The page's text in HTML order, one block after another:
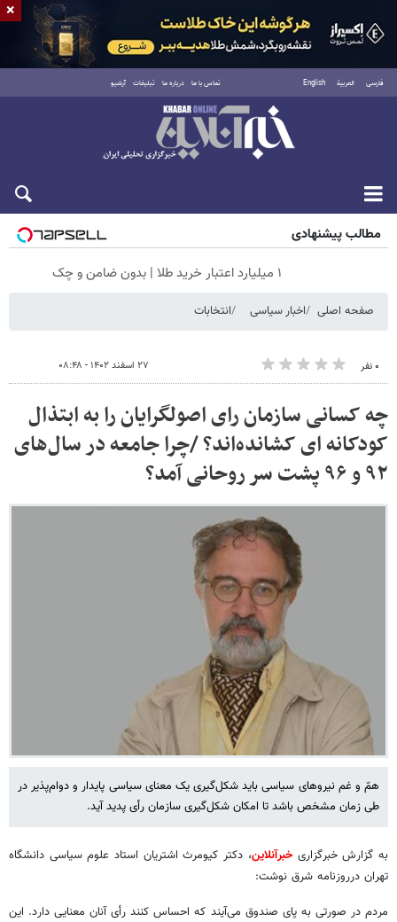
فارسی العربية English تماس با ما درباره ما تبلیغات آرشیو
جمعه ۱۶ مرداد ۱۴۰۵
مطالب پیشنهادی
۱ میلیارد اعتبار خرید طلا | بدون ضامن و چک
صفحه اصلی اخبار سیاسی انتخابات
۰ نفر ۲۷ اسفند ۱۴۰۲ - ۰۸:۴۸
چه کسانی سازمان رای اصولگرایان را به ابتذال
کودکانه ای کشانده‌اند؟ /چرا جامعه در سال‌های
۹۲ و ۹۶ پشت سر روحانی آمد؟
همّ و غم نیروهای سیاسی باید شکل‌گیری یک معنای سیاسی پایدار و دوام‌پذیر در
طی زمان مشخص باشد تا امکان شکل‌گیری سازمان رأی پدید آید.
به گزارش خبرگزاریخبرآنلاین، دکتر کیومرث اشتریان استاد علوم سیاسی دانشگاه
تهران درروزنامه شرق نوشت:
مردم در صورتی به پای صندوق می‌آیند که احساس کنند رأی آنان معنایی دارد. این
×